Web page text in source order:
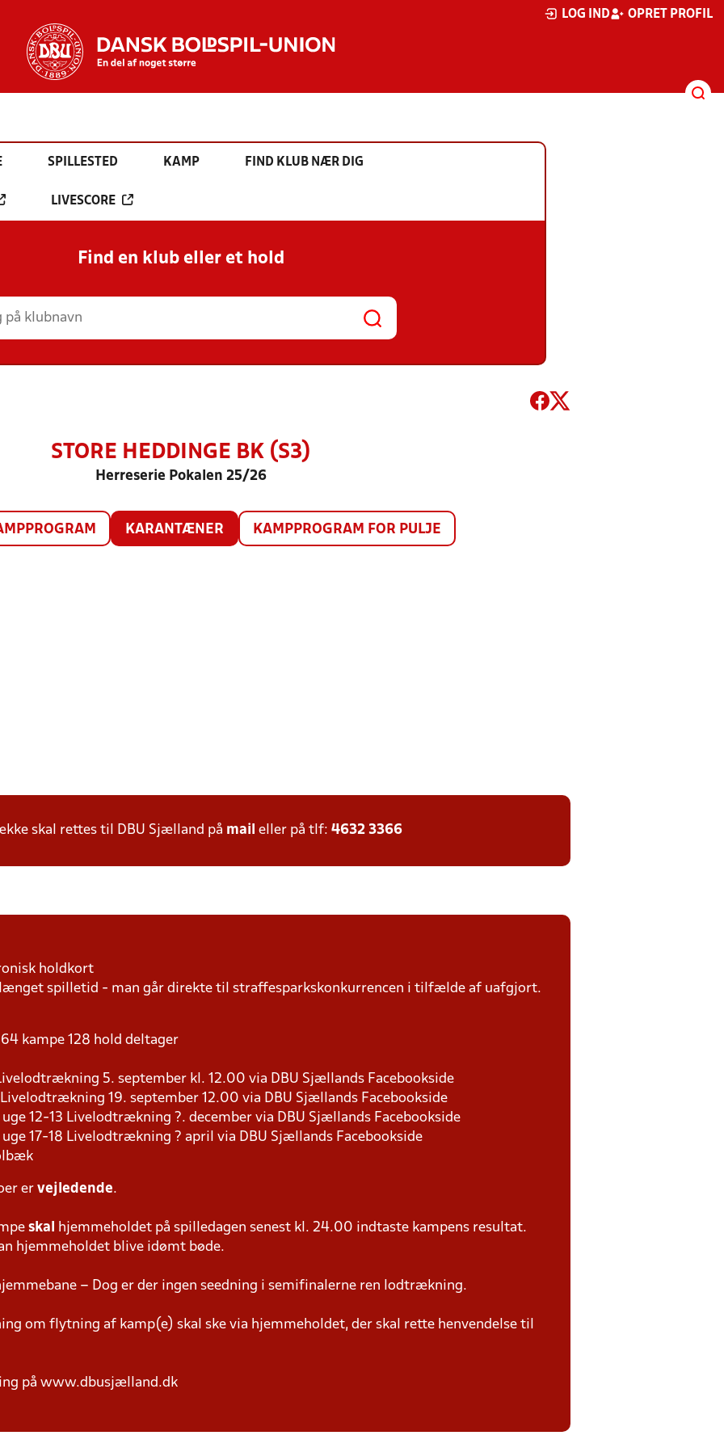
LOG IND OPRET PROFIL
SPILLESTED KAMP FIND KLUB NÆR DIG
LIVESCORE
Find en klub eller et hold
STORE HEDDINGE BK (S3)
Herreserie Pokalen 25/26
KARANTÆNER KAMPPROGRAM FOR PULJE
skal rettes til DBU Sjælland på mail eller på tlf: 4632 3366
holdkort
spilletid - man går direkte til straffesparkskonkurrencen i tilfælde af uafgjort.
kampe 128 hold deltager
5. september kl. 12.00 via DBU Sjællands Facebookside
19. september 12.00 via DBU Sjællands Facebookside
12-13 Livelodtrækning ?. december via DBU Sjællands Facebookside
17-18 Livelodtrækning ? april via DBU Sjællands Facebookside
er vejledende.
skal
hjemmeholdet på spilledagen senest kl. 24.00 indtaste kampens resultat.
hjemmeholdet blive idømt bøde.
– Dog er der ingen seedning i semifinalerne ren lodtrækning.
om flytning af kamp(e) skal ske via hjemmeholdet, der skal rette henvendelse til
på www.dbusjælland.dk